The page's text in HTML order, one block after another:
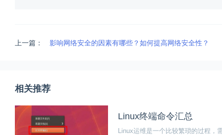
上一篇： 影响网络安全的因素有哪些？如何提高网络安全性？
相关推荐
Linux终端命令汇总
Linux运维是一个比较繁琐的过程，